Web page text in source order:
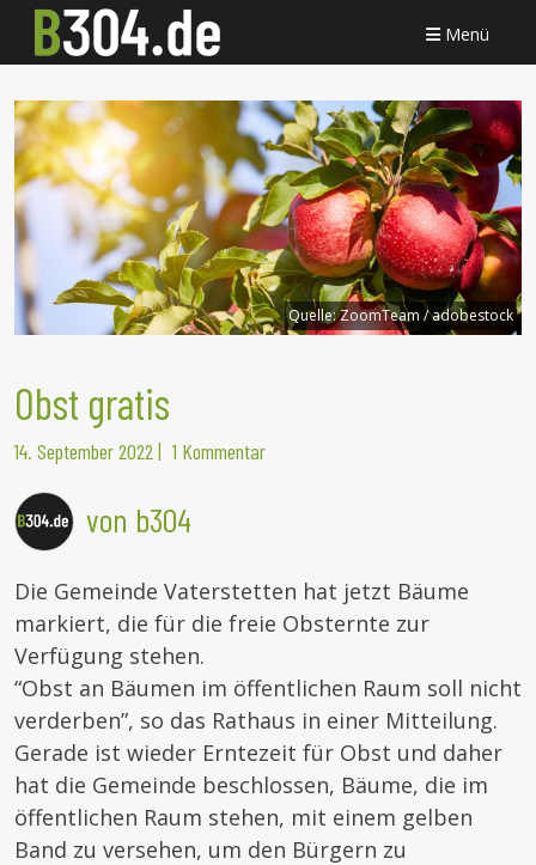
Menü
Quelle:ZoomTeam / adobestock
Obst gratis
14. September 2022 | 1 Kommentar
von b304
Die Gemeinde Vaterstetten hat jetzt Bäume
markiert, die für die freie Obsternte zur
Verfügung stehen.
“Obst an Bäumen im öffentlichen Raum soll nicht
verderben”, so das Rathaus in einer Mitteilung.
Gerade ist wieder Erntezeit für Obst und daher
hat die Gemeinde beschlossen, Bäume, die im
öffentlichen Raum stehen, mit einem gelben
Band zu versehen, um den Bürgern zu